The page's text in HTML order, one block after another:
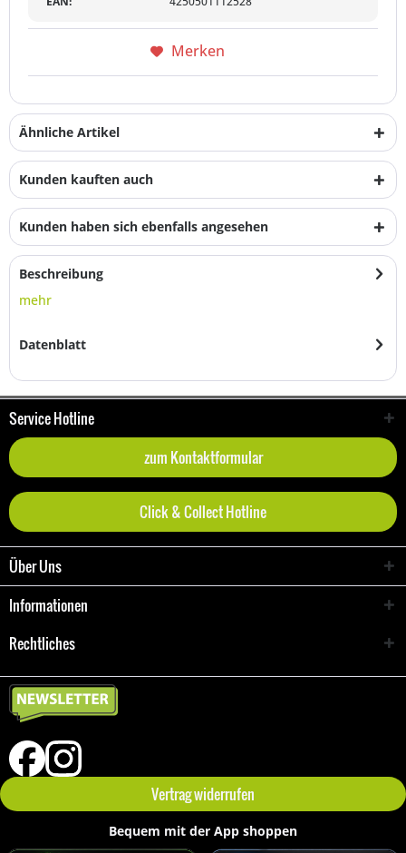
Merken
Ähnliche Artikel
Kunden kauften auch
Kunden haben sich ebenfalls angesehen
Beschreibung
mehr
Datenblatt
Service Hotline
zum Kontaktformular
Click & Collect Hotline
Über Uns
Informationen
Rechtliches
Vertrag widerrufen
Bequem mit der App shoppen